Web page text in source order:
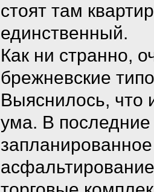
стоят там
единственный.
Как ни странно,
брежневские
Выяснилось, что
ума. В